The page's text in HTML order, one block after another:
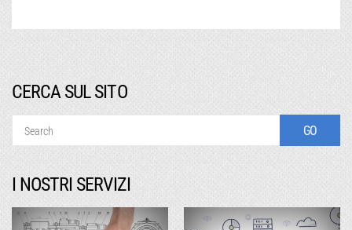
CERCA SUL SITO
I NOSTRI SERVIZI